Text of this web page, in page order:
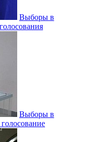
Выборы в
Выборы в